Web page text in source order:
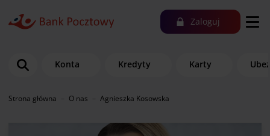
Zaloguj
Konta Kredyty Karty
Strona główna O nas Agnieszka Kosowska